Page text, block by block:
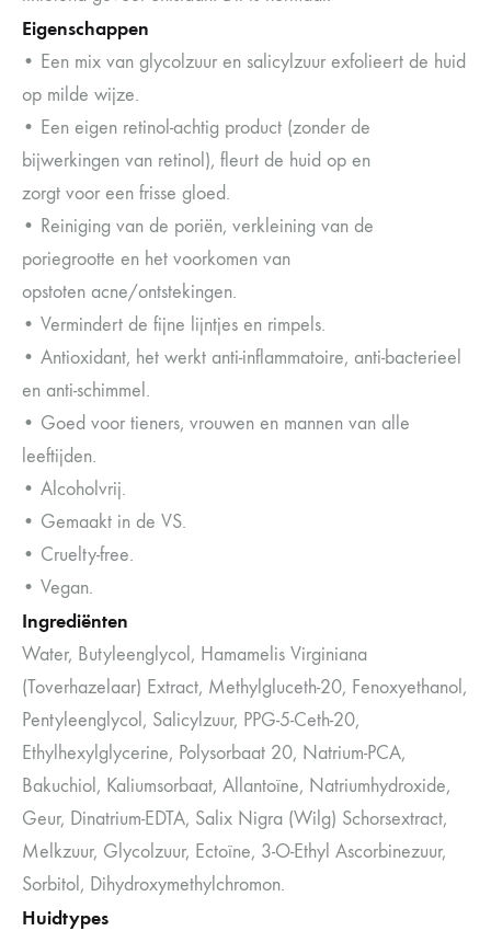
Eigenschappen
• Een mix van glycolzuur en salicylzuur exfolieert de huid
op milde wijze.
• Een eigen retinol-achtig product (zonder de
bijwerkingen van retinol), fleurt de huid op en
zorgt voor een frisse gloed.
• Reiniging van de poriën, verkleining van de
poriegrootte en het voorkomen van
opstoten acne/ontstekingen.
• Vermindert de fijne lijntjes en rimpels.
• Antioxidant, het werkt anti-inflammatoire, anti-bacterieel
en anti-schimmel.
• Goed voor tieners, vrouwen en mannen van alle
leeftijden.
• Alcoholvrij.
• Gemaakt in de VS.
• Cruelty-free.
• Vegan.
Ingrediënten
Water, Butyleenglycol, Hamamelis Virginiana
(Toverhazelaar) Extract, Methylgluceth-20, Fenoxyethanol,
Pentyleenglycol, Salicylzuur, PPG-5-Ceth-20,
Ethylhexylglycerine, Polysorbaat 20, Natrium-PCA,
Bakuchiol, Kaliumsorbaat, Allantoïne, Natriumhydroxide,
Geur, Dinatrium-EDTA, Salix Nigra (Wilg) Schorsextract,
Melkzuur, Glycolzuur, Ectoïne, 3-O-Ethyl Ascorbinezuur,
Sorbitol, Dihydroxymethylchromon.
Huidtypes